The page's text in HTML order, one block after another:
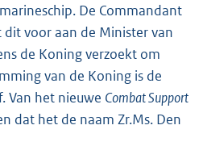
De Commandant
voor aan de Minister van
de Koning verzoekt om
van de Koning is de
Van het nieuwe Combat Support
dat het de naam Zr.Ms. Den